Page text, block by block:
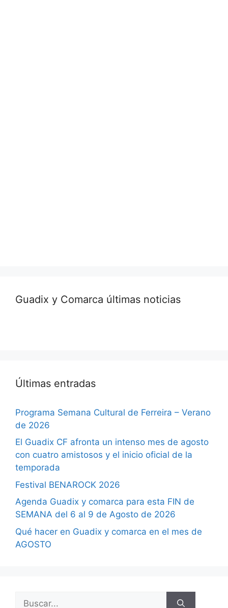
Guadix y Comarca últimas noticias
Últimas entradas
Programa Semana Cultural de Ferreira – Verano
de 2026
El Guadix CF afronta un intenso mes de agosto
con cuatro amistosos y el inicio oficial de la
temporada
Festival BENAROCK 2026
Agenda Guadix y comarca para esta FIN de
SEMANA del 6 al 9 de Agosto de 2026
Qué hacer en Guadix y comarca en el mes de
AGOSTO